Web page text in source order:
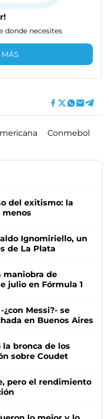
donde necesites
Conmebol
del exitismo: la
menos
Ignomiriello, un
de La Plata
maniobra de
julio en Fórmula 1
Messi?- se
en Buenos Aires
bronca de los
sobre Coudet
pero el rendimiento